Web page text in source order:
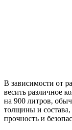
В зависимости от
весить различное
на 900 литров,
толщины и
прочность и